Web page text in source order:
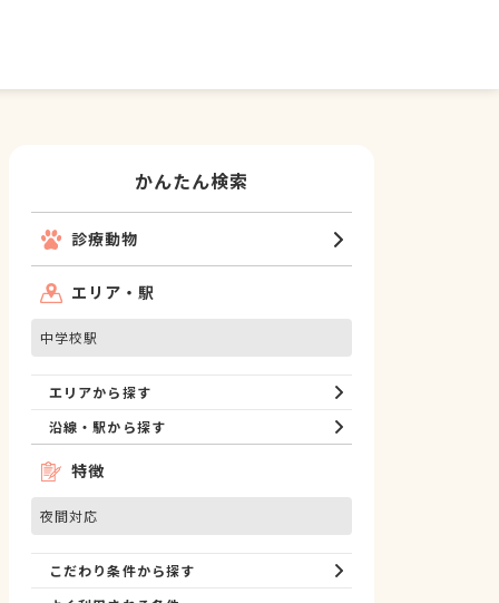
かんたん検索
診療動物
エリア・駅
中学校駅
エリアから探す
沿線・駅から探す
特徴
夜間対応
こだわり条件から探す